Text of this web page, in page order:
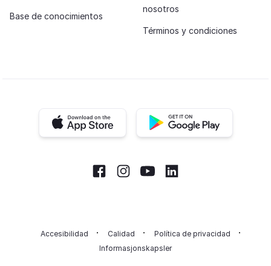
Base de conocimientos
nosotros
Términos y condiciones
iOS app Android app
FacebookInstagram
YoutubeLinkedIn
Accesibilidad Calidad
Política de privacidad
Informasjonskapsler